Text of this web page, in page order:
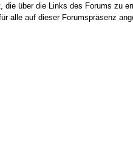
die über die Links des Forums zu
alle auf dieser Forumspräsenz